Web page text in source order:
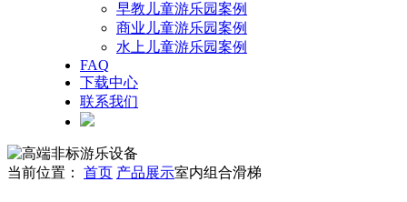
早教儿童游乐园案例
商业儿童游乐园案例
水上儿童游乐园案例
FAQ
下载中心
联系我们
当前位置： 首页 产品展示室内组合滑梯